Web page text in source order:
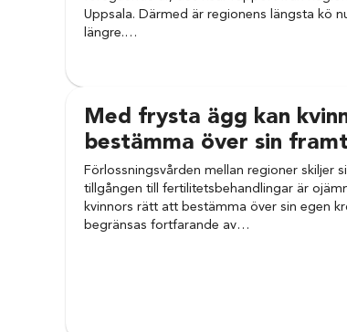
Uppsala. Därmed är regionens längsta kö
längre.…
Med frysta ägg kan
bestämma över sin
Förlossningsvården mellan regioner skiljer
tillgången till fertilitetsbehandlingar är
kvinnors rätt att bestämma över sin egen
begränsas fortfarande av…